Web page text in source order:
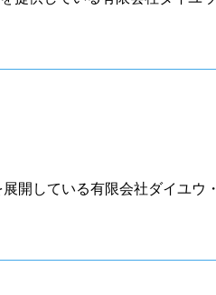
開している有限会社ダイユウ